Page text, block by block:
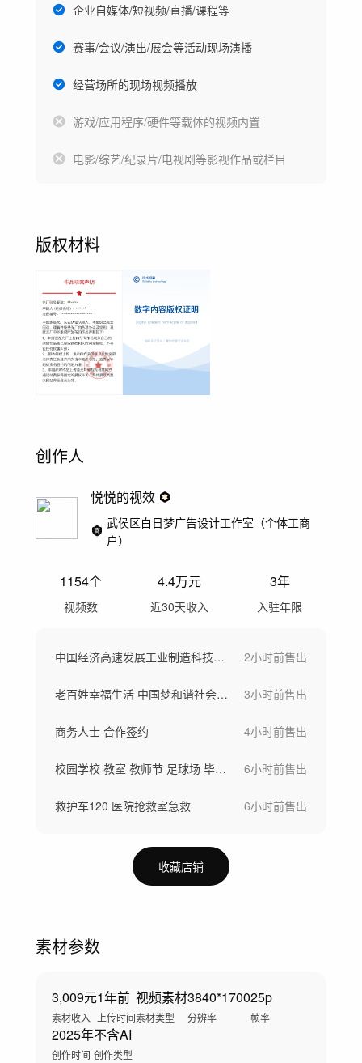
企业自媒体/短视频/直播/课程等
赛事/会议/演出/展会等活动现场演播
经营场所的现场视频播放
游戏/应用程序/硬件等载体的视频内置
电影/综艺/纪录片/电视剧等影视作品或栏目
版权材料
创作人
悦悦的视效
武侯区白日梦广告设计工作室（个体工商
户）
1154个
视频数
4.4万元
近30天收入
3年
入驻年限
中国经济高速发展工业制造科技创新绿色发展 2小时前售出
老百姓幸福生活 中国梦和谐社会 温馨陪伴 3小时前售出
商务人士 合作签约 4小时前售出
校园学校 教室 教师节 足球场 毕业学生 6小时前售出
救护车120 医院抢救室急救 6小时前售出
收藏店铺
素材参数
3,009元
素材收入
1年前
上传时间
视频素材
素材类型
3840*1700
分辨率
25p
帧率
2025年
创作时间
不含AI
创作类型